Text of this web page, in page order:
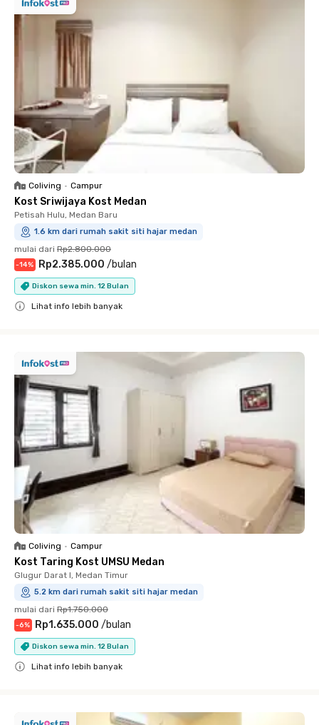
Coliving • Campur
Kost Sriwijaya Kost Medan
Petisah Hulu, Medan Baru
1.6 km dari rumah sakit siti hajar medan
mulai dari Rp2.800.000
-14% Rp2.385.000 /bulan
Diskon sewa min. 12 Bulan
Lihat info lebih banyak
Coliving • Campur
Kost Taring Kost UMSU Medan
Glugur Darat I, Medan Timur
5.2 km dari rumah sakit siti hajar medan
mulai dari Rp1.750.000
-6% Rp1.635.000 /bulan
Diskon sewa min. 12 Bulan
Lihat info lebih banyak